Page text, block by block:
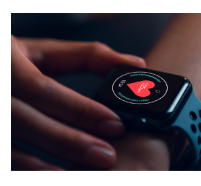
MXBON®可穿戴設備接著應用
MXBON®戶外運動用品接著應用
MXBON®家電用品接著應用
MXBON®DIY 手工藝品接著應用